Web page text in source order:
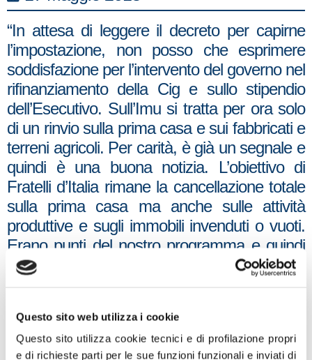
Questo sito web utilizza i cookie
Questo sito utilizza cookie tecnici e di profilazione propri
e di richieste parti per le sue funzioni funzionali e inviati di
“In attesa di leggere il decreto per capirne
l’impostazione, non posso che esprimere
soddisfazione per l’intervento del governo nel
rifinanziamento della Cig e sullo stipendio
dell’Esecutivo. Sull’Imu si tratta per ora solo
di un rinvio sulla prima casa e sui fabbricati e
terreni agricoli. Per carità, è già un segnale e
quindi è una buona notizia. L’obiettivo di
Fratelli d’Italia rimane la cancellazione totale
sulla prima casa ma anche sulle attività
produttive e sugli immobili invenduti o vuoti.
Erano punti del nostro programma e quindi
la nostra scelta di restare all’opposizione non
riguarda questi punti. Su altri temi trattati
oggi, le nomine, non possiamo tacere il fatto